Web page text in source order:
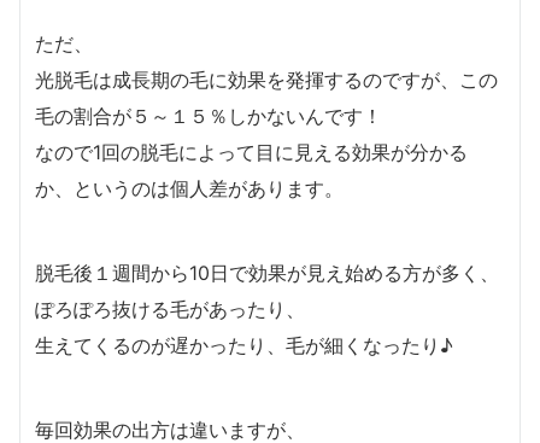
ただ、
光脱毛は成長期の毛に効果を発揮するのですが、この
毛の割合が５～１５％しかないんです！
なので1回の脱毛によって目に見える効果が分かる
か、というのは個人差があります。
脱毛後１週間から10日で効果が見え始める方が多く、
ぽろぽろ抜ける毛があったり、
生えてくるのが遅かったり、毛が細くなったり♪
毎回効果の出方は違いますが、